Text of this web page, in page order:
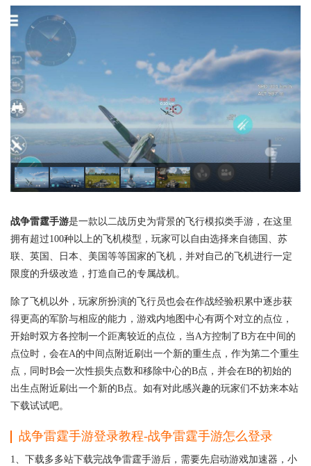
战争雷霆手游是一款以二战历史为背景的飞行模拟类手游，在这里
拥有超过100种以上的飞机模型，玩家可以自由选择来自德国、苏
联、英国、日本、美国等等国家的飞机，并对自己的飞机进行一定
限度的升级改造，打造自己的专属战机。
除了飞机以外，玩家所扮演的飞行员也会在作战经验积累中逐步获
得更高的军阶与相应的能力，游戏内地图中心有两个对立的点位，
开始时双方各控制一个距离较近的点位，当A方控制了B方在中间的
点位时，会在A的中间点附近刷出一个新的重生点，作为第二个重生
点，同时B会一次性损失点数和移除中心的B点，并会在B的初始的
出生点附近刷出一个新的B点。如有对此感兴趣的玩家们不妨来本站
下载试试吧。
战争雷霆手游登录教程-战争雷霆手游怎么登录
1、下载多多站下载完战争雷霆手游后，需要先启动游戏加速器，小